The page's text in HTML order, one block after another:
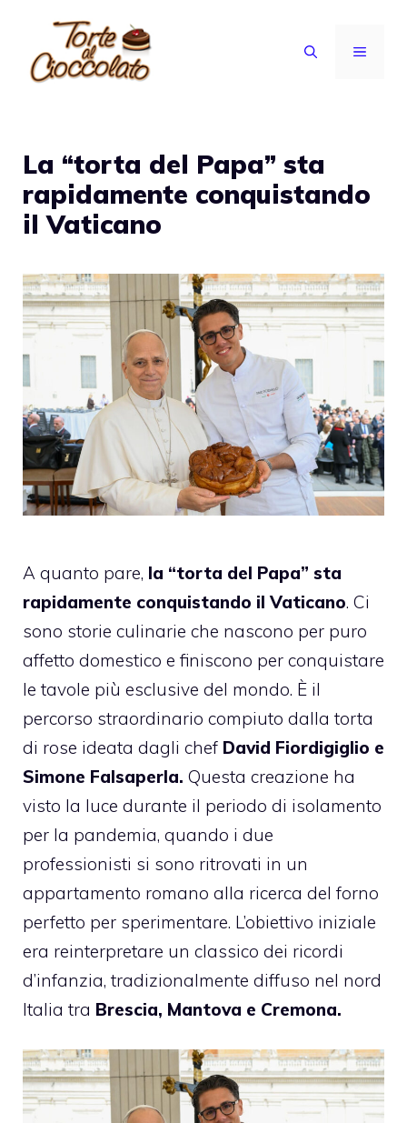
contenuto
MENU
La “torta del Papa” sta
rapidamente conquistando
il Vaticano
A quanto pare, la “torta del Papa” sta
rapidamente conquistando il Vaticano. Ci
sono storie culinarie che nascono per puro
affetto domestico e finiscono per conquistare
le tavole più esclusive del mondo. È il
percorso straordinario compiuto dalla torta
di rose ideata dagli chef David Fiordigiglio e
Simone Falsaperla. Questa creazione ha
visto la luce durante il periodo di isolamento
per la pandemia, quando i due
professionisti si sono ritrovati in un
appartamento romano alla ricerca del forno
perfetto per sperimentare. L’obiettivo iniziale
era reinterpretare un classico dei ricordi
d’infanzia, tradizionalmente diffuso nel nord
Italia tra Brescia, Mantova e Cremona.